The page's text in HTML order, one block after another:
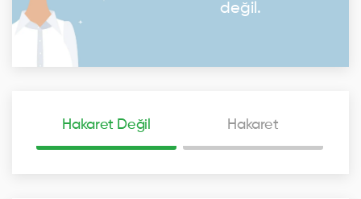
değil.
Hakaret Değil Hakaret